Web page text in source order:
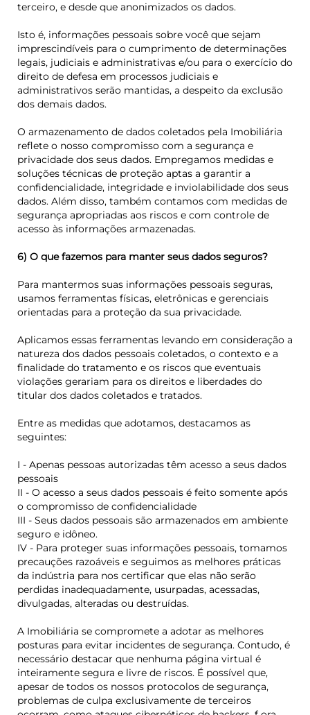
terceiro, e desde que anonimizados os dados.
Isto é, informações pessoais sobre você que sejam
imprescindíveis para o cumprimento de determinações
legais, judiciais e administrativas e/ou para o exercício do
direito de defesa em processos judiciais e
administrativos serão mantidas, a despeito da exclusão
dos demais dados.
O armazenamento de dados coletados pela Imobiliária
reflete o nosso compromisso com a segurança e
privacidade dos seus dados. Empregamos medidas e
soluções técnicas de proteção aptas a garantir a
confidencialidade, integridade e inviolabilidade dos seus
dados. Além disso, também contamos com medidas de
segurança apropriadas aos riscos e com controle de
acesso às informações armazenadas.
6) O que fazemos para manter seus dados seguros?
Para mantermos suas informações pessoais seguras,
usamos ferramentas físicas, eletrônicas e gerenciais
orientadas para a proteção da sua privacidade.
Aplicamos essas ferramentas levando em consideração a
natureza dos dados pessoais coletados, o contexto e a
finalidade do tratamento e os riscos que eventuais
violações gerariam para os direitos e liberdades do
titular dos dados coletados e tratados.
Entre as medidas que adotamos, destacamos as
seguintes:
I - Apenas pessoas autorizadas têm acesso a seus dados
pessoais
II - O acesso a seus dados pessoais é feito somente após
o compromisso de confidencialidade
III - Seus dados pessoais são armazenados em ambiente
seguro e idôneo.
IV - Para proteger suas informações pessoais, tomamos
precauções razoáveis e seguimos as melhores práticas
da indústria para nos certificar que elas não serão
perdidas inadequadamente, usurpadas, acessadas,
divulgadas, alteradas ou destruídas.
A Imobiliária se compromete a adotar as melhores
posturas para evitar incidentes de segurança. Contudo, é
necessário destacar que nenhuma página virtual é
inteiramente segura e livre de riscos. É possível que,
apesar de todos os nossos protocolos de segurança,
problemas de culpa exclusivamente de terceiros